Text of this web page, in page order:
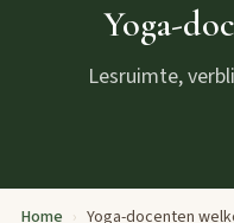
Yoga-
Lesruimte,
Home › Yoga-docenten